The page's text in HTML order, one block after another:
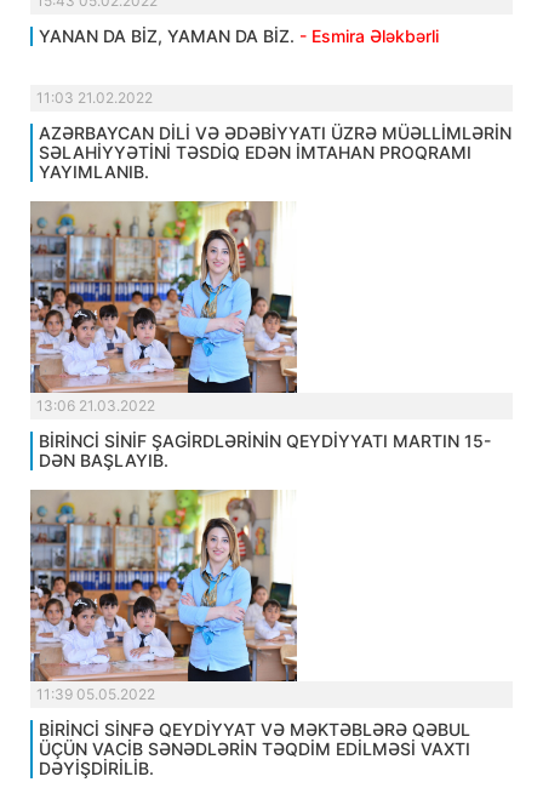
YANAN DA BİZ, YAMAN DA BİZ. - Esmira Ələkbərli
11:03 21.02.2022
AZƏRBAYCAN DİLİ VƏ ƏDƏBİYYATI ÜZRƏ MÜƏLLİMLƏRİN
SƏLAHİYYƏTİNİ TƏSDİQ EDƏN İMTAHAN PROQRAMI
YAYIMLANIB.
13:06 21.03.2022
BİRİNCİ SİNİF ŞAGİRDLƏRİNİN QEYDİYYATI MARTIN 15-
DƏN BAŞLAYIB.
11:39 05.05.2022
BİRİNCİ SİNFƏ QEYDİYYAT VƏ MƏKTƏBLƏRƏ QƏBUL
ÜÇÜN VACİB SƏNƏDLƏRİN TƏQDİM EDİLMƏSİ VAXTI
DƏYİŞDİRİLİB.